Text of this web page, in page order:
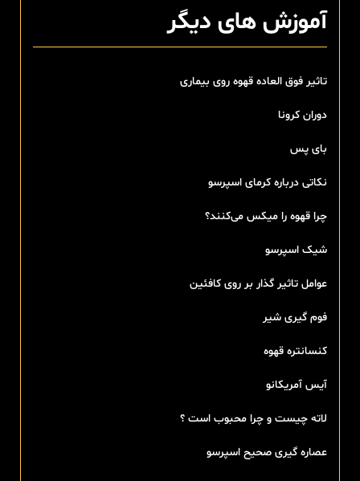
آموزش های دیگر
تاثیر فوق العاده قهوه روی بیماری
دوران کرونا
بای پس
نکاتی درباره کرمای اسپرسو
چرا قهوه را میکس می‌کنند؟
شیک اسپرسو
عوامل تاثیر گذار بر روی کافئین
فوم گیری شیر
کنسانتره قهوه
آیس آمریکانو
لاته چیست و چرا محبوب است ؟
عصاره گیری صحیح اسپرسو